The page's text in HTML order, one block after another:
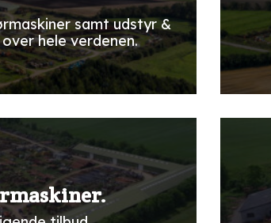
samt udstyr &
hele verdenen.